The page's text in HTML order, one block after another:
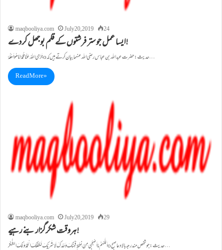
maqbooliya.com July 20, 2019 24
ایسا عمل جو ستر فرشتوں کے قلم بوجھل کردے!
جَـزَی اللہُ عَنَّـا مُحَـمَّـدًا مَّا ھُـوَ اَھْـلُـہٗ o حدیث: حضرت عبداللہ بن عباس رضی اللہ عنہما بیان کرتے ہیں کہ…
Read More »
maqbooliya.com July 20, 2019 29
ہروقت شکرگزار بنے رہیے!
اَللّٰهُمَّ مَـا اَصْبَحَبِی مِنْ نِعْمَـةٍ فَمِنْـكَ وَحْـدَكَ لَا شَرِيْكَ لَكَفَـلَكَ الْحَمْدُوَ لَكَ الشُّـكْرُ o حدیث: جو شخص مندرجہ بالا دعاصبح…